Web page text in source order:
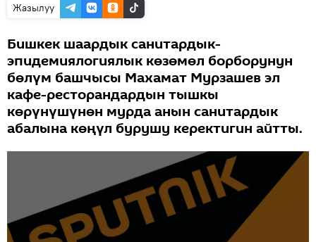
Жазылуу
Бишкек шаардык санитардык-
эпидемиялогиялык көзөмөл борборунун
бөлүм башчысы Махамат Мурзашев эл
кафе-ресторандардын тышкы
көрүнүшүнөн мурда анын санитардык
абалына көңүл бурушу керектигин айтты.